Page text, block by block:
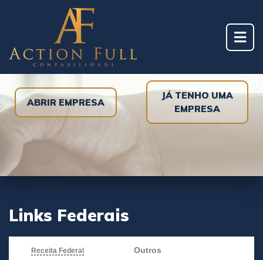
ABRIR EMPRESA
JÁ TENHO UMA
EMPRESA
Links Federais
Receita Federal Outros